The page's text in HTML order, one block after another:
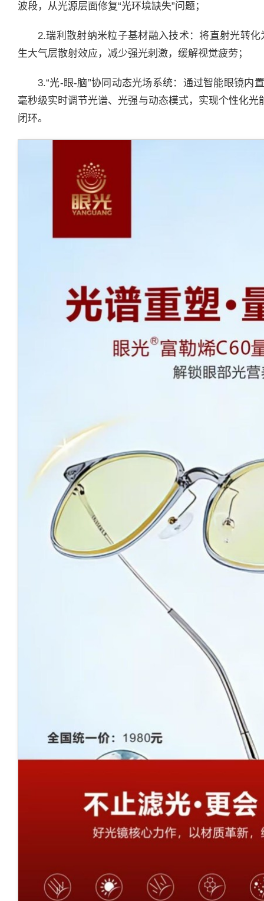
波段，从光源层面修复“光环境缺失”问题；
2.瑞利散射纳米粒子基材融入技术：将直射光转
生大气层散射效应，减少强光刺激，缓解视觉疲劳；
3.“光-眼-脑”协同动态光场系统：通过智能眼镜内
毫秒级实时调节光谱、光强与动态模式，实现个性化光
闭环。